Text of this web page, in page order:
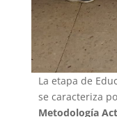
La etapa de
se caracteriza
Metodología